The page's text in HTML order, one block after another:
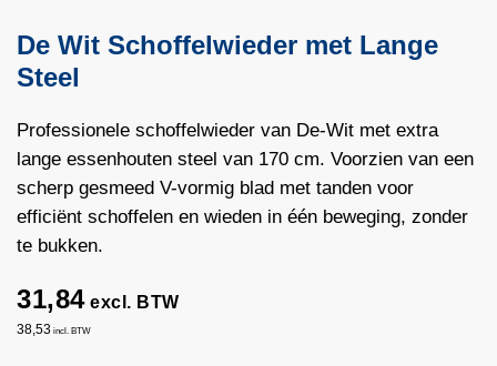
De Wit Schoffelwieder met Lange
Steel
Professionele schoffelwieder van De-Wit met extra
lange essenhouten steel van 170 cm. Voorzien van een
scherp gesmeed V-vormig blad met tanden voor
efficiënt schoffelen en wieden in één beweging, zonder
te bukken.
31,84excl. BTW
38,53 incl. BTW